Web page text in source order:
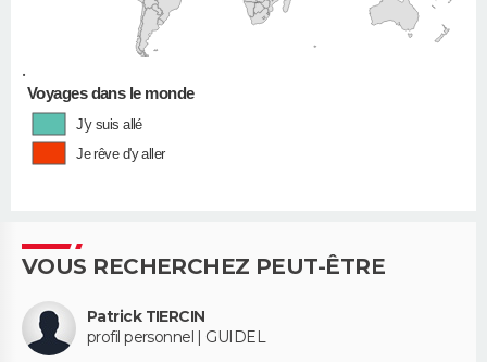
•
Voyages dans le monde
J'y suis allé
Je rêve d'y aller
VOUS RECHERCHEZ PEUT-ÊTRE
Patrick TIERCIN
profil personnel | GUIDEL